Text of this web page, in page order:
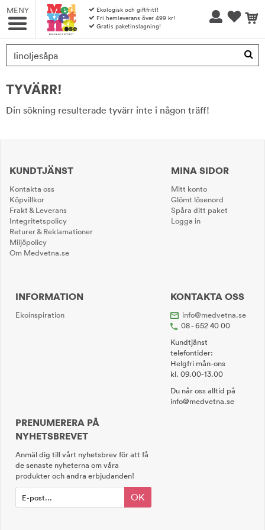
MENY
Ekologisk och giftfritt!
Fri hemleverans över 499 kr!
Gratis paketinslagning!
TYVÄRR!
Din sökning resulterade tyvärr inte i någon träff!
KUNDTJÄNST
Kontakta oss
Köpvillkor
Frakt & Leverans
Integritetspolicy
Returer & Reklamationer
Miljöpolicy
Om Medvetna.se
MINA SIDOR
Mitt konto
Glömt lösenord
Spåra ditt paket
Logga in
INFORMATION
Ekoinspiration
KONTAKTA OSS
info@medvetna.se
08 - 652 40 00
Kundtjänst
telefontider:
Helgfri mån-ons
kl. 09.00-13.00
Du når oss alltid på
info@medvetna.se
PRENUMERERA PÅ
NYHETSBREVET
Anmäl dig till vårt nyhetsbrev för att få
de senaste nyheterna om våra
produkter och andra erbjudanden!
OK